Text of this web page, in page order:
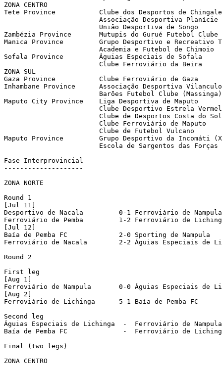
ZONA CENTRO
Tete Province		Clube dos Desportos de Chingale (provincial finalist)
Zambézia Province	Mutupis do Gurué Futebol Clube	(provincial winner)
Manica Province		Grupo Desportivo e Recreativo Textáfrica de Chimoio (provincial finalist)
Sofala Province		Águias Especiais de Sofala	(provincial finalist)
ZONA SUL
Gaza Province		Clube Ferroviário de Gaza	(provincial winner)
Inhambane Province	Associação Desportiva Vilanculo	(provincial winner)
Maputo City Province	Liga Desportiva de Maputo	(provincial finalist)
Maputo Province		Grupo Desportivo da Incomáti (Xinavane) (provincial winner)
Fase Interprovincial
--------------------
ZONA NORTE
Round 1
[Jul 11]
Desportivo de Nacala	     0-1 Ferroviário de Nampula
Ferroviário de Pemba	     1-2 Ferroviário de Lichinga
[Jul 12]
Baía de Pemba FC	     2-0 Sporting de Nampula
Ferroviário de Nacala	     2-2 Águias Especiais de Lichinga [2-3 aet]
Round 2
First leg
[Aug 1]
Ferroviário de Nampula	     0-0 Águias Especiais de Lichinga
[Aug 2]
Ferroviário de Lichinga      5-1 Baía de Pemba FC
Second leg
Águias Especiais de Lichinga  -  Ferroviário de Nampula
Baía de Pemba FC	      -  Ferroviário de Lichinga
Final (two legs)
ZONA CENTRO